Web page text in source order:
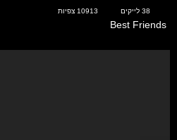
38 לייקים 10913 צפיות
Best Friends